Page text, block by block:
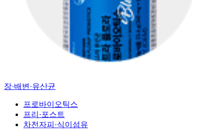
장·배변·유산균
프로바이오틱스
프리·포스트
차전자피·식이섬유